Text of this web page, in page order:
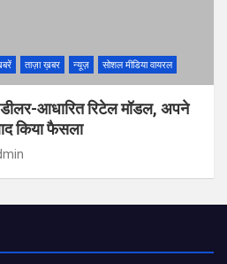
ताज़ा ख़बर न्यूज़ सोशल मीडिया वायरल
आधारित रिटेल मॉडल, अपने
किया फैसला